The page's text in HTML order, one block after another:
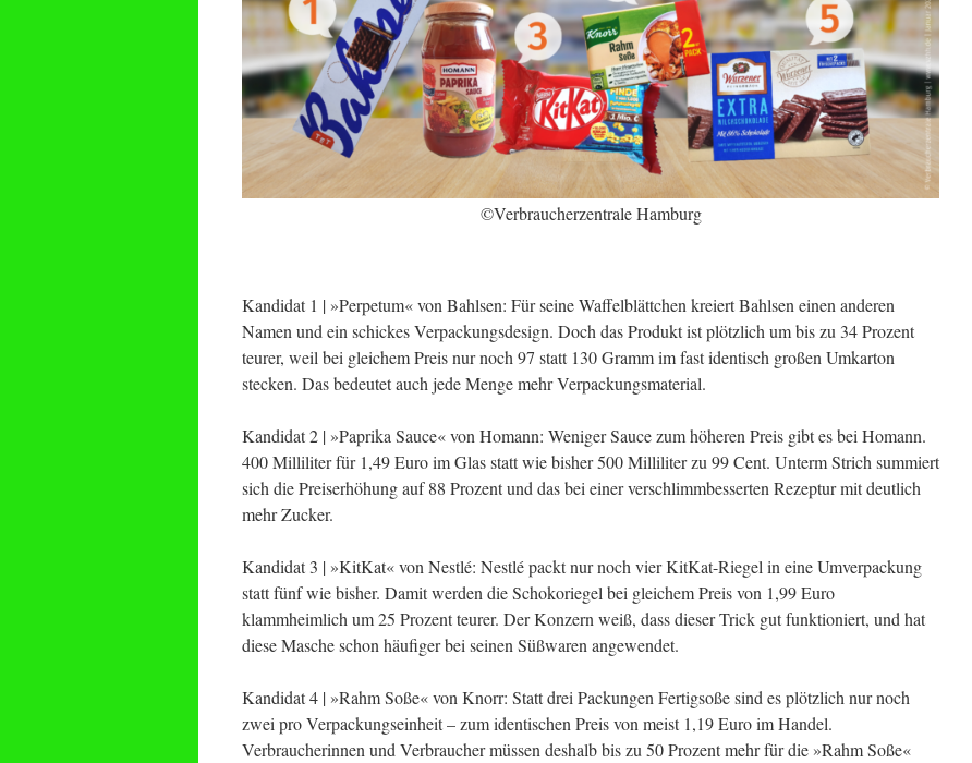
©Verbraucherzentrale Hamburg
Kandidat 1 | »Perpetum« von Bahlsen: Für seine Waffelblättchen kreiert Bahlsen einen anderen
Namen und ein schickes Verpackungsdesign. Doch das Produkt ist plötzlich um bis zu 34 Prozent
teurer, weil bei gleichem Preis nur noch 97 statt 130 Gramm im fast identisch großen Umkarton
stecken. Das bedeutet auch jede Menge mehr Verpackungsmaterial.
Kandidat 2 | »Paprika Sauce« von Homann: Weniger Sauce zum höheren Preis gibt es bei Homann.
400 Milliliter für 1,49 Euro im Glas statt wie bisher 500 Milliliter zu 99 Cent. Unterm Strich summiert
sich die Preiserhöhung auf 88 Prozent und das bei einer verschlimmbesserten Rezeptur mit deutlich
mehr Zucker.
Kandidat 3 | »KitKat« von Nestlé: Nestlé packt nur noch vier KitKat-Riegel in eine Umverpackung
statt fünf wie bisher. Damit werden die Schokoriegel bei gleichem Preis von 1,99 Euro
klammheimlich um 25 Prozent teurer. Der Konzern weiß, dass dieser Trick gut funktioniert, und hat
diese Masche schon häufiger bei seinen Süßwaren angewendet.
Kandidat 4 | »Rahm Soße« von Knorr: Statt drei Packungen Fertigsoße sind es plötzlich nur noch
zwei pro Verpackungseinheit – zum identischen Preis von meist 1,19 Euro im Handel.
Verbraucherinnen und Verbraucher müssen deshalb bis zu 50 Prozent mehr für die »Rahm Soße«